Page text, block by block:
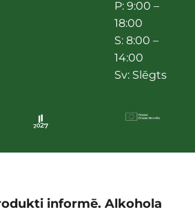
P: 9:00 –
18:00
S: 8:00 –
14:00
Sv: Slēgts
informē. Alkohola